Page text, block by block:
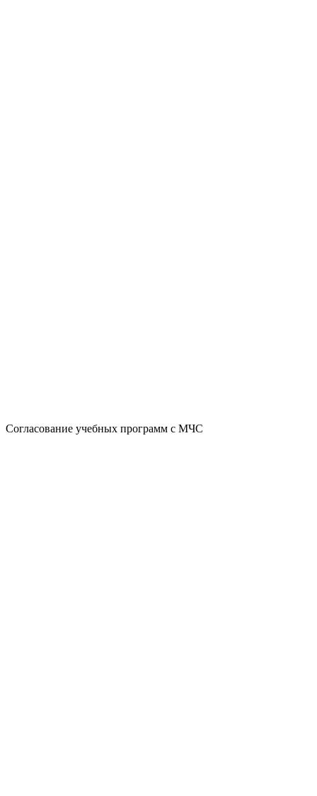
Согласование учебных программ с МЧС